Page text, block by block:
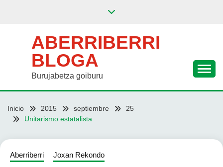
ABERRIBERRI
BLOGA
Burujabetza goiburu
Inicio 2015 septiembre
25
Unitarismo estatalista
Aberriberri Joxan Rekondo